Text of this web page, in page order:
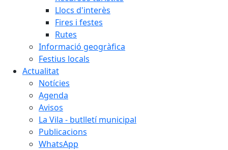
Llocs d'interès
Fires i festes
Rutes
Informació geogràfica
Festius locals
Actualitat
Notícies
Agenda
Avisos
La Vila - butlletí municipal
Publicacions
WhatsApp